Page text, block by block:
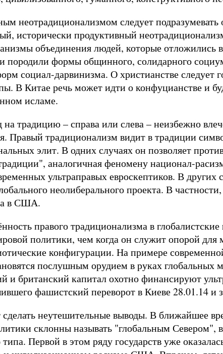
неотрадиционализмом следует
исторически продуктивный
объединения людей, которые отложились
породили формы общинного, солидарного
социал-дарвинизма. О христианстве следует
В Китае речь может идти о конфуцианстве и
исламе.
традицию – справа или слева – неизбежно
Правый традиционализм видит в традиции
элит. В одних случаях он позволяет
аналогичная феномену национал-
ультраправых евроскептиков. В других
неолиберального проекта. В
в США.
правого традиционализма в глобалистские
политики, чем когда он служит опорой для
конфигурации. На примере
послушным орудием в руках глобальных
и британский капитал охотно финансируют
фашистский переворот в Киеве 28.01.14 и
неутешительные выводы. В ближайшее
склонны называть "глобальным Севером",
типа. Первой в этом ряду государств уже